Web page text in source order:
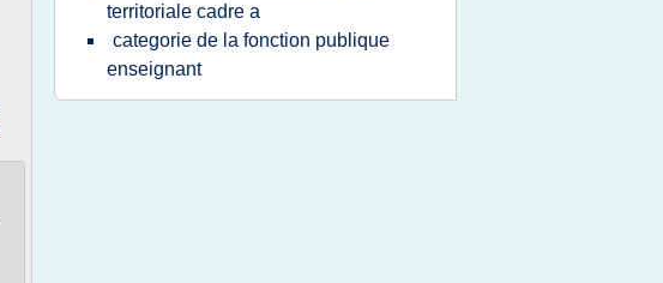
territoriale cadre a
categorie de la fonction publique
enseignant